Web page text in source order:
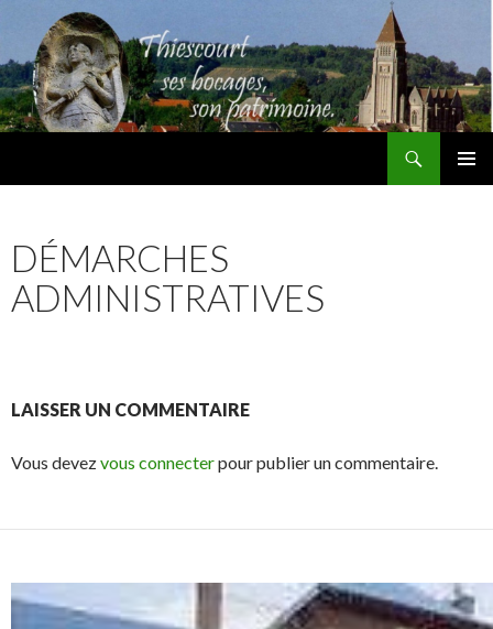
DÉMARCHES
ADMINISTRATIVES
LAISSER UN COMMENTAIRE
Vous devezvous connecterpour publier un commentaire.